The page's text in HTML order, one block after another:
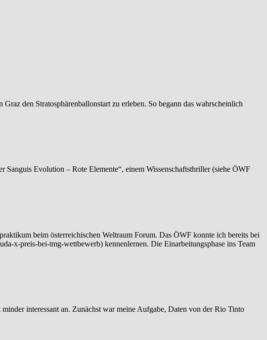
den Stratosphärenballonstart zu erleben. So begann das wahrscheinlich
Evolution – Rote Elemente“, einem Wissenschaftsthriller (siehe ÖWF
beim österreichischen Weltraum Forum. Das ÖWF konnte ich bereits bei
x-preis-bei-tmg-wettbewerb) kennenlernen. Die Einarbeitungsphase ins Team
interessant an. Zunächst war meine Aufgabe, Daten von der Rio Tinto